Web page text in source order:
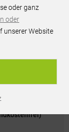
oder ganz
oder
unserer Website